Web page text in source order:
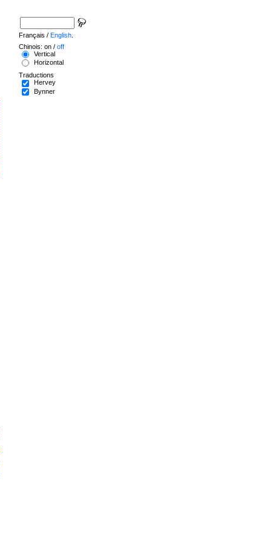
Français / English
Chinois: on / off
Vertical
Horizontal
Traductions
Hervey
Bynner